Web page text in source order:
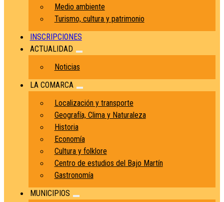
Medio ambiente
Turismo, cultura y patrimonio
INSCRIPCIONES
ACTUALIDAD
Noticias
LA COMARCA
Localización y transporte
Geografía, Clima y Naturaleza
Historia
Economía
Cultura y folklore
Centro de estudios del Bajo Martín
Gastronomía
MUNICIPIOS